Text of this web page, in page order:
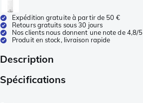
Expédition gratuite à partir de 50 €
Retours gratuits sous 30 jours
Nos clients nous donnent une note de 4,8/5
Produit en stock, livraison rapide
Description
Spécifications